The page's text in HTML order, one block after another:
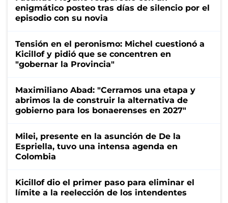
enigmático posteo tras días de silencio por el
episodio con su novia
Tensión en el peronismo: Michel cuestionó a
Kicillof y pidió que se concentren en
"gobernar la Provincia"
Maximiliano Abad: "Cerramos una etapa y
abrimos la de construir la alternativa de
gobierno para los bonaerenses en 2027"
Milei, presente en la asunción de De la
Espriella, tuvo una intensa agenda en
Colombia
Kicillof dio el primer paso para eliminar el
límite a la reelección de los intendentes